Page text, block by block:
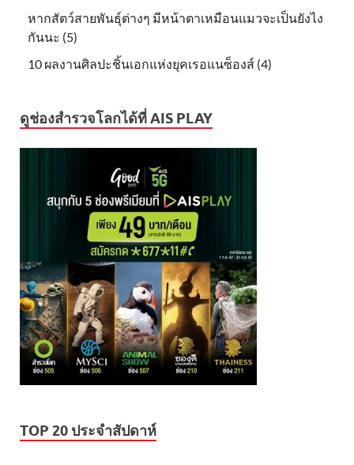
หากสัตว์สายพันธุ์ต่างๆ มีหน้าตาเหมือนแมวจะเป็นยังไง
กันนะ (5)
10 ผลงานศิลปะชิ้นเอกแห่งยุคเรอแนซ็องส์ (4)
ดูช่องสำรวจโลกได้ที่ AIS PLAY
TOP 20 ประจำสัปดาห์